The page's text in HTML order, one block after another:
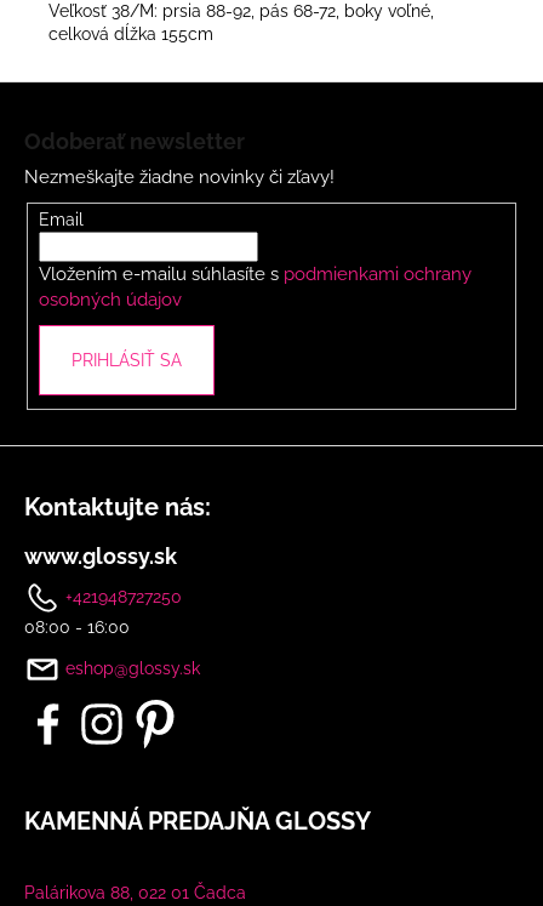
Veľkosť 38/M: prsia 88-92, pás 68-72, boky voľné,
celková dĺžka 155cm
Odoberať newsletter
Nezmeškajte žiadne novinky či zľavy!
Email
Vložením e-mailu súhlasíte s podmienkami ochrany
osobných údajov
PRIHLÁSIŤ SA
Kontaktujte nás:
www.glossy.sk
+421948727250
08:00 - 16:00
eshop@glossy.sk
KAMENNÁ PREDAJŇA GLOSSY
Palárikova 88, 022 01 Čadca